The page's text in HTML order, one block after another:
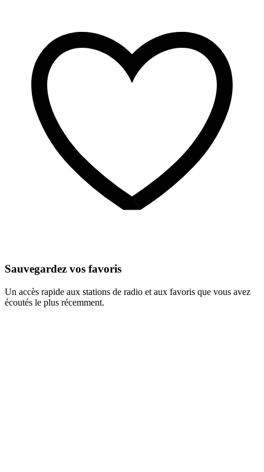
Sauvegardez vos favoris
Un accès rapide aux stations de radio et aux favoris que vous avez
écoutés le plus récemment.